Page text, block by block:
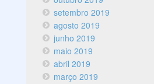
setembro 2019
agosto 2019
junho 2019
maio 2019
abril 2019
março 2019